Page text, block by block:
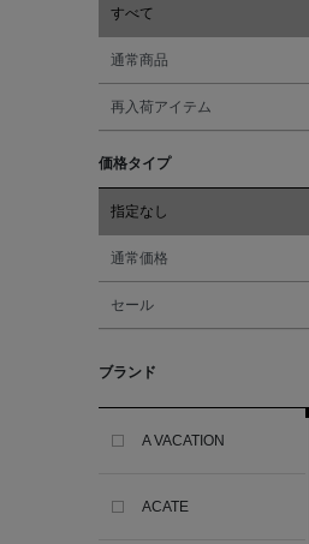
すべて
通常商品
再入荷アイテム
価格タイプ
指定なし
通常価格
セール
ブランド
A VACATION
ACATE